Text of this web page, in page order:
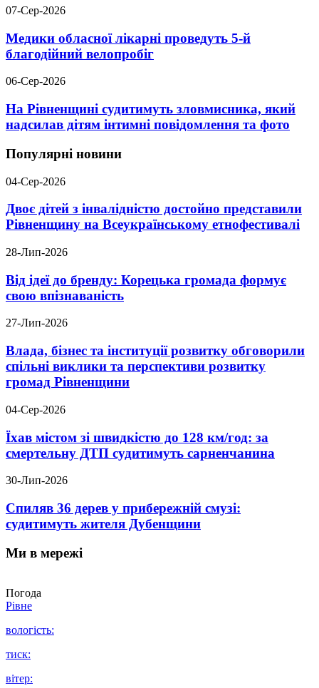
07-Сер-2026
Медики обласної лікарні проведуть 5-й
благодійний велопробіг
06-Сер-2026
На Рівненщині судитимуть зловмисника, який
надсилав дітям інтимні повідомлення та фото
Популярні новини
04-Сер-2026
Двоє дітей з інвалідністю достойно представили
Рівненщину на Всеукраїнському етнофестивалі
28-Лип-2026
Від ідеї до бренду: Корецька громада формує
свою впізнаваність
27-Лип-2026
Влада, бізнес та інституції розвитку обговорили
спільні виклики та перспективи розвитку
громад Рівненщини
04-Сер-2026
Їхав містом зі швидкістю до 128 км/год: за
смертельну ДТП судитимуть сарненчанина
30-Лип-2026
Спиляв 36 дерев у прибережній смузі:
судитимуть жителя Дубенщини
Ми в мережі
Погода
Рівне
вологість:
тиск:
вітер: